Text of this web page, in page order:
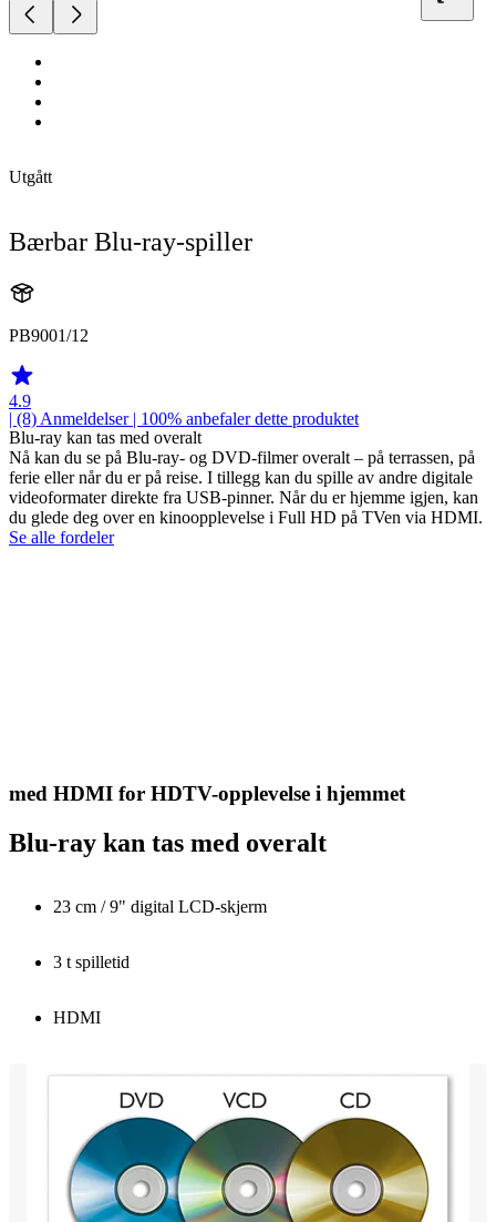
Utgått
Bærbar Blu-ray-spiller
PB9001/12
4.9
| (8) Anmeldelser| 100% anbefaler dette produktet
Blu-ray kan tas med overalt
Nå kan du se på Blu-ray- og DVD-filmer overalt – på terrassen, på
ferie eller når du er på reise. I tillegg kan du spille av andre digitale
videoformater direkte fra USB-pinner. Når du er hjemme igjen, kan
du glede deg over en kinoopplevelse i Full HD på TVen via HDMI.
Se alle fordeler
med HDMI for HDTV-opplevelse i hjemmet
Blu-ray kan tas med overalt
23 cm / 9" digital LCD-skjerm
3 t spilletid
HDMI